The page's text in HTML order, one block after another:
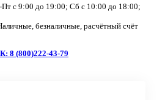
с 9:00 до 19:00; Сб с 10:00 до 18:00;
безналичные, расчётный счёт
(800)222-43-79